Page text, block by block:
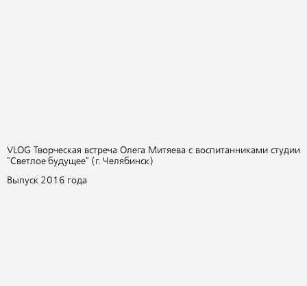
VLOG Творческая встреча Олега Митяева с воспитанниками студии
"Светлое будущее" (г. Челябинск)
Выпуск 2016 года